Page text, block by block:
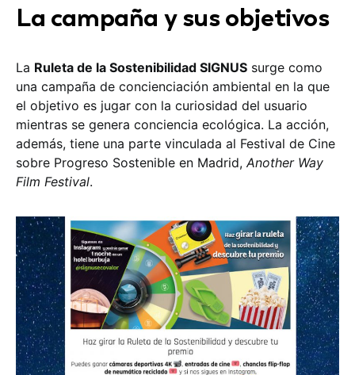
La campaña y sus objetivos
La Ruleta de la Sostenibilidad SIGNUS surge como
una campaña de concienciación ambiental en la que
el objetivo es jugar con la curiosidad del usuario
mientras se genera conciencia ecológica. La acción,
además, tiene una parte vinculada al Festival de Cine
sobre Progreso Sostenible en Madrid,Another Way
Film Festival.